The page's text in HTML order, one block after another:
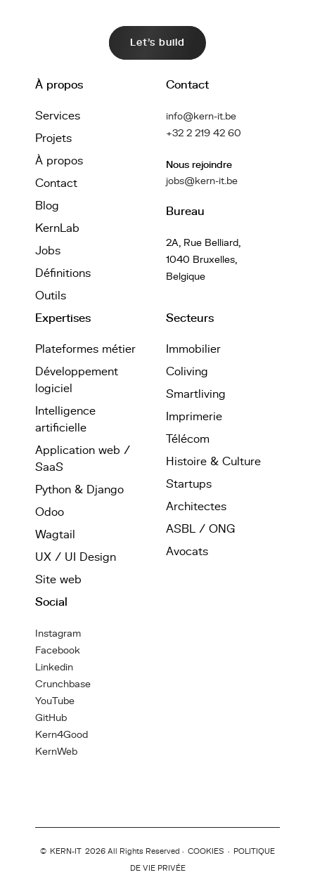
Let's build
À propos
Services
Projets
À propos
Contact
Blog
KernLab
Jobs
Définitions
Outils
Contact
info@kern-it.be
+32 2 219 42 60
Nous rejoindre
jobs@kern-it.be
Bureau
2A, Rue Belliard,
1040 Bruxelles,
Belgique
Expertises
Plateformes métier
Développement
logiciel
Intelligence
artificielle
Application web /
SaaS
Python & Django
Odoo
Wagtail
UX / UI Design
Site web
Secteurs
Immobilier
Coliving
Smartliving
Imprimerie
Télécom
Histoire & Culture
Startups
Architectes
ASBL / ONG
Avocats
Social
Instagram
Facebook
Linkedin
Crunchbase
YouTube
GitHub
Kern4Good
KernWeb
© KERN-IT 2026 All Rights Reserved · COOKIES · POLITIQUE
DE VIE PRIVÉE